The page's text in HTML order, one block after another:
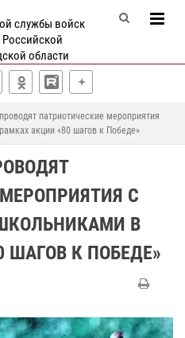
службы войск
области
патриотические мероприятия
акции «80 шагов к Победе»
С
В
ШАГОВ К ПОБЕДЕ»